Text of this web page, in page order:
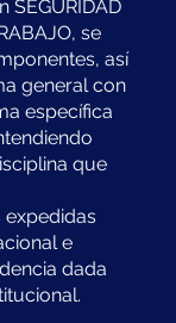
SEGURIDAD
se
así
general con
específica
que
e
dada